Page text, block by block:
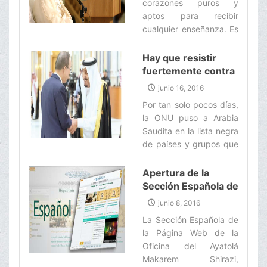
Husain (P) era el inicio
de su movimiento
universal, aunque los
pensaban que con el
asesinato del Imam (P)
le habrían puesto fin a
corazones puros y
aptos para recibir
cualquier enseñanza. Es
cuando la persona elige
el camino de su vida, y
esto puede ser el
camino de la maldad, la
bondad, la ignorancia o
la sabiduría. ‌
Hay que resistir
fuertemente contra
la opresión de los
junio 16, 2016
Por tan solo pocos días,
la ONU puso a Arabia
Saudita en la lista negra
de países y grupos que
las guerras, pero, de
repente, los sacaron de
la lista negra de
atrocidades contra
niños.‌
Apertura de la
Sección Española de
la Página Web de la
Ayatolá Makarem
Shirazi
junio 8, 2016
La Sección Española de
la Página Web de la
Oficina del Ayatolá
Makarem Shirazi,